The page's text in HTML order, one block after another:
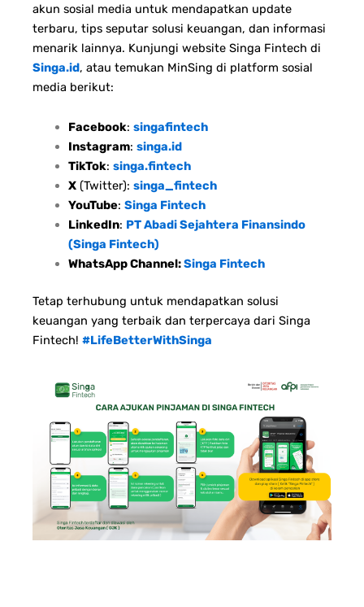
akun sosial media untuk mendapatkan update
terbaru, tips seputar solusi keuangan, dan informasi
menarik lainnya. Kunjungi website Singa Fintech di
Singa.id, atau temukan MinSing di platform sosial
media berikut:
Facebook: singafintech
Instagram: singa.id
TikTok: singa.fintech
X(Twitter): singa_fintech
YouTube: Singa Fintech
LinkedIn: PT Abadi Sejahtera Finansindo
(Singa Fintech)
WhatsApp Channel:Singa Fintech
Tetap terhubung untuk mendapatkan solusi
keuangan yang terbaik dan terpercaya dari Singa
Fintech! #LifeBetterWithSinga